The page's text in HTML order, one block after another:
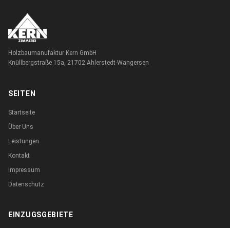
Holzbaumanufaktur Kern GmbH
Knüllbergstraße 15a, 21702 Ahlerstedt-Wangersen
SEITEN
Startseite
Über Uns
Leistungen
Kontakt
Impressum
Datenschutz
EINZUGSGEBIETE